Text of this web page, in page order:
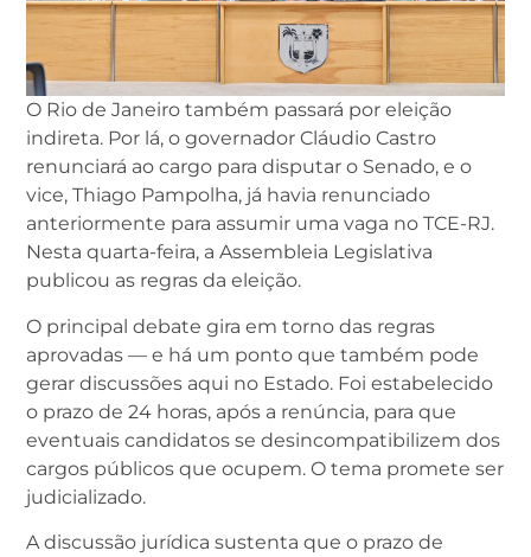
O Rio de Janeiro também passará por eleição
indireta. Por lá, o governador Cláudio Castro
renunciará ao cargo para disputar o Senado, e o
vice, Thiago Pampolha, já havia renunciado
anteriormente para assumir uma vaga no TCE-RJ.
Nesta quarta-feira, a Assembleia Legislativa
publicou as regras da eleição.
O principal debate gira em torno das regras
aprovadas — e há um ponto que também pode
gerar discussões aqui no Estado. Foi estabelecido
o prazo de 24 horas, após a renúncia, para que
eventuais candidatos se desincompatibilizem dos
cargos públicos que ocupem. O tema promete ser
judicializado.
A discussão jurídica sustenta que o prazo de